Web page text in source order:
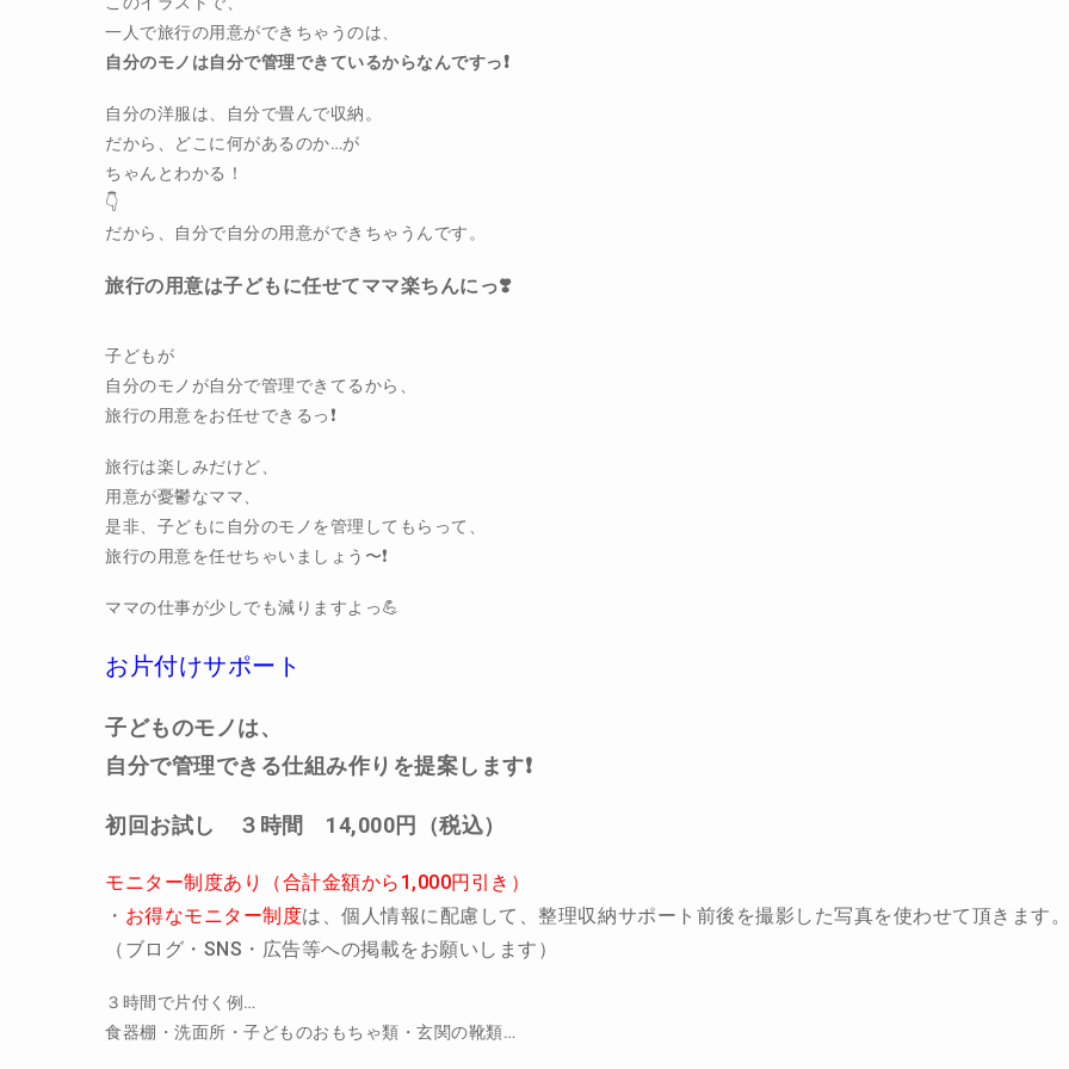
一人で旅行の用意ができちゃうのは、
自分のモノは自分で管理できているからなんですっ❗️
自分の洋服は、自分で畳んで収納。
だから、どこに何があるのか…が
ちゃんとわかる！
👇
だから、自分で自分の用意ができちゃうんです。
旅行の用意は子どもに任せてママ楽ちんにっ❣️
子どもが
自分のモノが自分で管理できてるから、
旅行の用意をお任せできるっ❗️
旅行は楽しみだけど、
用意が憂鬱なママ、
是非、子どもに自分のモノを管理してもらって、
旅行の用意を任せちゃいましょう〜❗️
ママの仕事が少しでも減りますよっ💪
お片付けサポート
子どものモノは、
自分で管理できる仕組み作りを提案します❗️
初回お試し ３時間 14,000円（税込）
モニター制度あり（合計金額から1,000円引き）
・ お得なモニター制度は、個人情報に配慮して、整理収納サポート前後を撮影した写真を使わせて頂きます。
（ブログ・SNS・広告等への掲載をお願いします）
３時間で片付く例…
食器棚・洗面所・子どものおもちゃ類・玄関の靴類…